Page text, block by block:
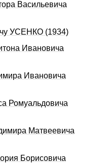
Васильевича
УСЕНКО (1934)
Ивановича
Ивановича
Ромуальдовича
Матвеевича
Боpисовича